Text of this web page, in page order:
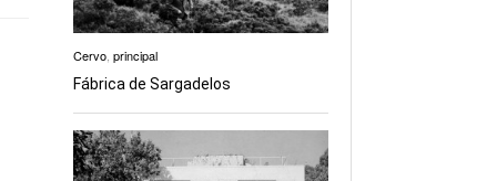
Cervo principal
Fábrica de Sargadelos